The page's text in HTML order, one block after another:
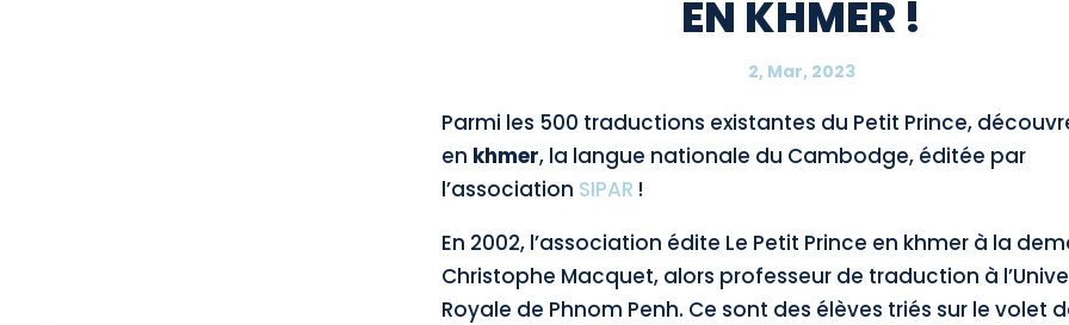
EN KHMER !
2, Mar, 2023
Parmi les 500 traductions existantes du Petit Prince,
en khmer, la langue nationale du Cambodge, éditée par
l’association SIPAR !
En 2002, l’association édite Le Petit Prince en khmer à la
Christophe Macquet, alors professeur de traduction à
Royale de Phnom Penh. Ce sont des élèves triés sur le volet